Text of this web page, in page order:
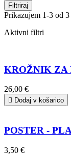
Filtriraj
Prikazujem 1-3 od
Aktivni filtri
KROŽNIK ZA
26,00 €
 Dodaj v košarico
POSTER -
3,50 €